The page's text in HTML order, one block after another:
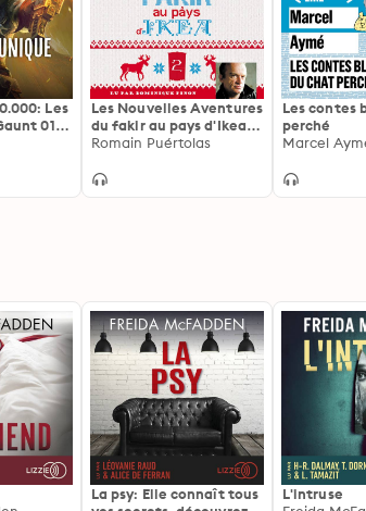
Les
01:
Les Nouvelles Aventures
du fakir au pays d'Ikea:
Suivi d'un entretien
Romain Puértolas
Les contes
perché
Marcel
La psy: Elle connaît tous
L'intruse